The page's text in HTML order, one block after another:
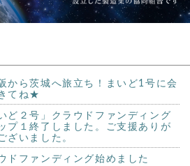
から茨城へ旅立ち！まいど1号に会
てね★
ど２号」クラウドファンディング
プ１終了しました。ご支援ありが
ざいました。
ドファンディング始めました